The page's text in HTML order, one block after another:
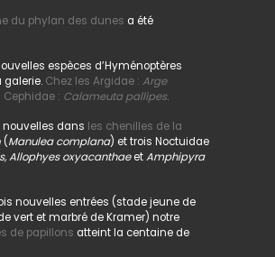
du phylan des dunes a été
espèces d’Hyménoptères
galerie. Chez les Argidae : Arge
Cephidae : Calameuta pallipes.
nouvelles dans les chenilles de la
(Manulea complana) et trois Noctuidae
Allophyes oxyacanthaeetAmphipyra
nouvelles entrées (stade jeune de
vert et marbré de Kramer) notre
de papillons atteint la centaine de